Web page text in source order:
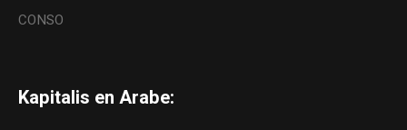
CONSO
Kapitalis en Arabe: